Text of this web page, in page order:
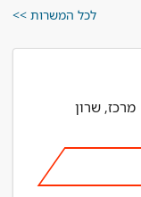
לכל המשרות >>
מרכז, שרון